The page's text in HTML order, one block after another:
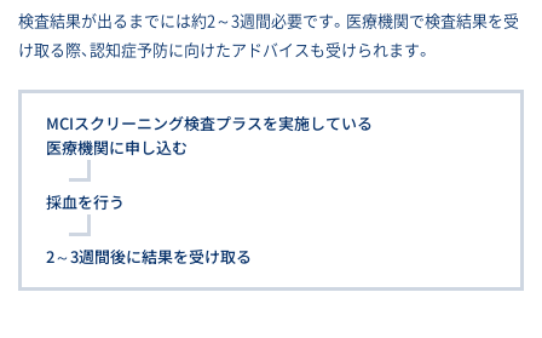
検査結果が出るまでには約2～3週間必要です。医療機関で検査結果を受
け取る際、認知症予防に向けたアドバイスも受けられます。
MCIスクリーニング検査プラスを実施している
医療機関に申し込む
採血を行う
2～3週間後に結果を受け取る